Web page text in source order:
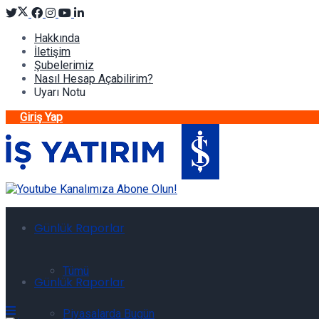
Hakkında
İletişim
Şubelerimiz
Nasıl Hesap Açabilirim?
Uyarı Notu
Giriş Yap
Günlük Raporlar
Tümü
Piyasalarda Bugün
Günlük Raporlar